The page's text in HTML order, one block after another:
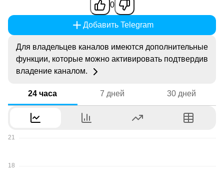
0
Добавить Telegram
Для владельцев каналов имеются дополнительные
функции, которые можно активировать подтвердив
владение каналом.
24 часа 7 дней 30 дней